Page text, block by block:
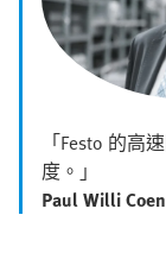
「Festo 的高
度。」
Paul Willi